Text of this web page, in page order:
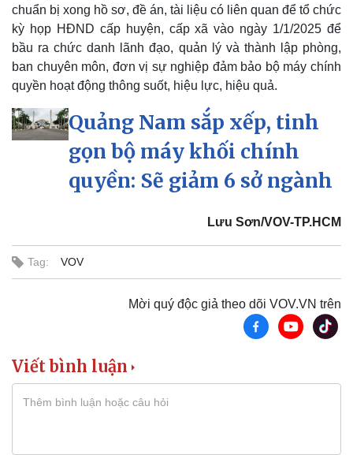
Du lịch
chuẩn bị xong hồ sơ, đề án, tài liệu có liên quan để tổ chức
kỳ họp HĐND cấp huyện, cấp xã vào ngày 1/1/2025 để
bầu ra chức danh lãnh đạo, quản lý và thành lập phòng,
ban chuyên môn, đơn vị sự nghiệp đảm bảo bộ máy chính
quyền hoạt động thông suốt, hiệu lực, hiệu quả.
Quảng Nam sắp xếp, tinh
gọn bộ máy khối chính
quyền: Sẽ giảm 6 sở ngành
Lưu Sơn/VOV-TP.HCM
Tag: VOV
Mời quý độc giả theo dõi VOV.VN trên
Viết bình luận